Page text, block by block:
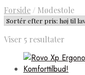
Forside / Mødestole
Viser 5 resultater
pris:
høj